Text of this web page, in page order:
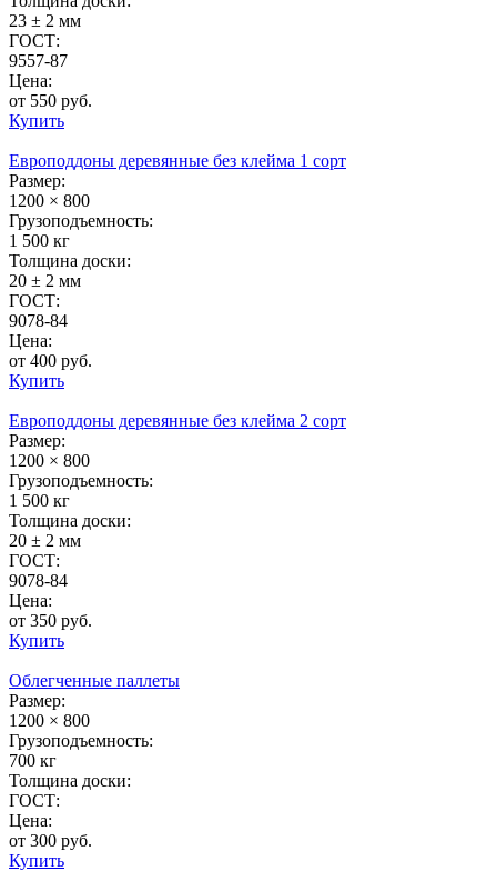
23 ± 2 мм
ГОСТ:
9557-87
Цена:
от 550 руб.
Купить
Европоддоны деревянные без клейма 1 сорт
Размер:
1200 × 800
Грузоподъемность:
1 500 кг
Толщина доски:
20 ± 2 мм
ГОСТ:
9078-84
Цена:
от 400 руб.
Купить
Европоддоны деревянные без клейма 2 сорт
Размер:
1200 × 800
Грузоподъемность:
1 500 кг
Толщина доски:
20 ± 2 мм
ГОСТ:
9078-84
Цена:
от 350 руб.
Купить
Облегченные паллеты
Размер:
1200 × 800
Грузоподъемность:
700 кг
Толщина доски:
ГОСТ:
Цена:
от 300 руб.
Купить